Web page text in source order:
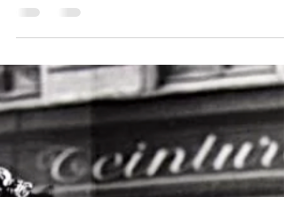
in assoluto dal punto di vista fotografico:
con le prime giornate uggiose e...